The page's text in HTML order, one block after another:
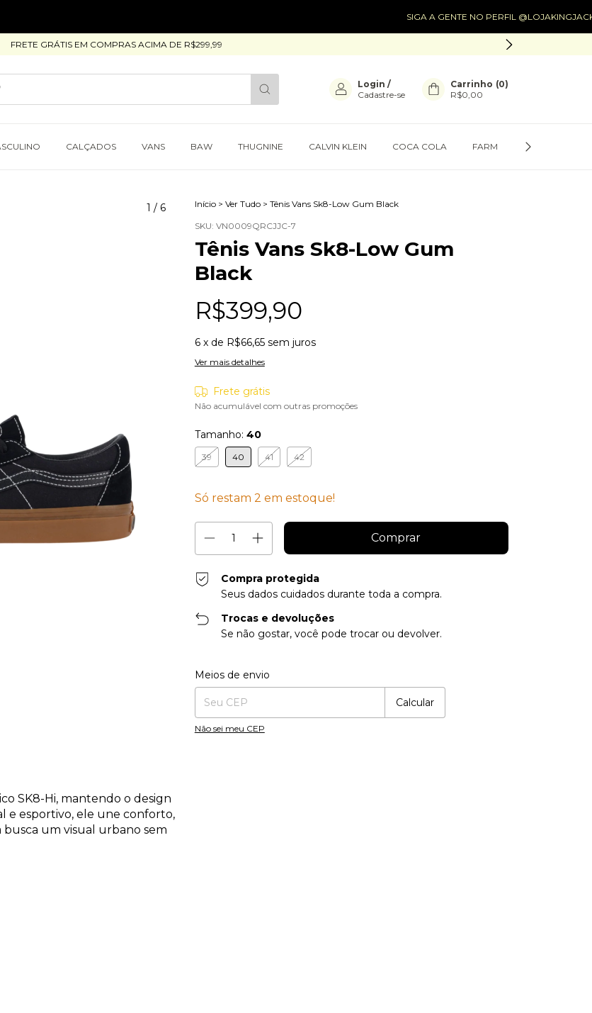
SIGA A GENTE NO PERFIL @LOJAKINGJACK
FRETE GRÁTIS EM COMPRAS ACIMA DE R$299,99
Login /
Cadastre-se
Carrinho (0)
R$0,00
CALÇADOS VANS BAW THUGNINE CALVIN KLEIN COCA COLA FARM PRESENTES
1 / 6 Início > Ver Tudo > Tênis Vans Sk8-Low Gum Black
SKU: VN0009QRCJJC-7
Tênis Vans Sk8-Low Gum
Black
R$399,90
6 x de R$66,65 sem juros
Ver mais detalhes
Frete grátis
Não acumulável com outras promoções
Tamanho: 40
39 40 41 42
Só restam 2 em estoque!
Compra protegida
Seus dados cuidados durante toda a compra.
Trocas e devoluções
Se não gostar, você pode trocar ou devolver.
Entregas para o CEP:
Meios de envio
Calcular
Não sei meu CEP
SK8-Hi, mantendo o design
e esportivo, ele une conforto,
busca um visual urbano sem